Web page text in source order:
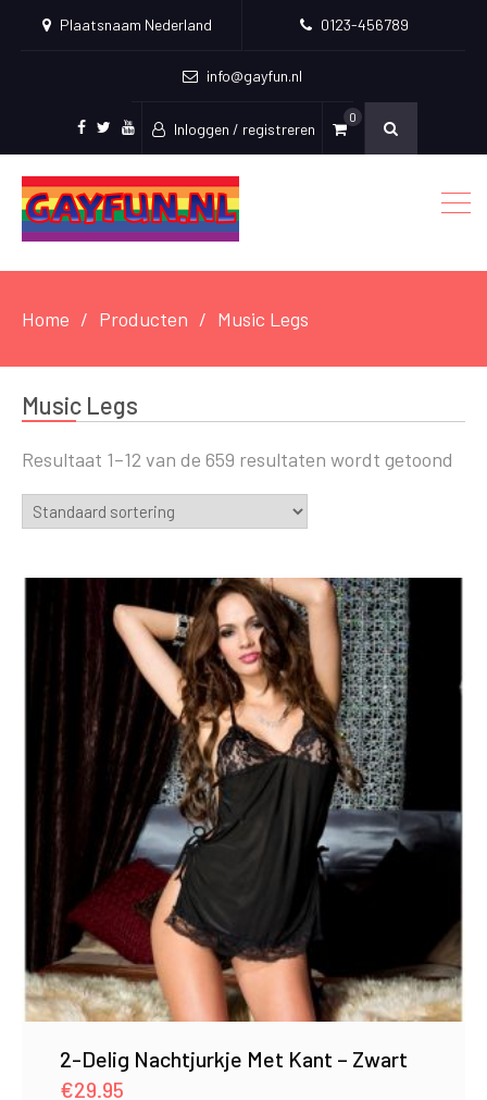
Plaatsnaam Nederland 0123-456789
info@gayfun.nl
Facebook
TwitterYoutube
Inloggen / registreren
0
Home Producten Music Legs
Music Legs
Resultaat 1–12 van de 659 resultaten wordt getoond
2-Delig Nachtjurkje Met Kant – Zwart
€29.95